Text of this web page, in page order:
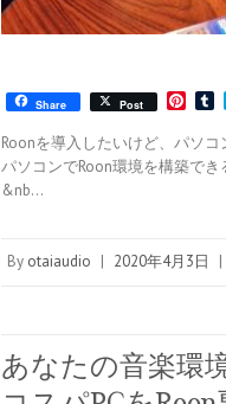
Share Post
P
n
t
e
t
T
b
l
Roonを導入したいけど、パソ
パソコンでRoon環境を構築で
&nb…
By otaiaudio | 2020年4月3日 |
あなたの音楽環